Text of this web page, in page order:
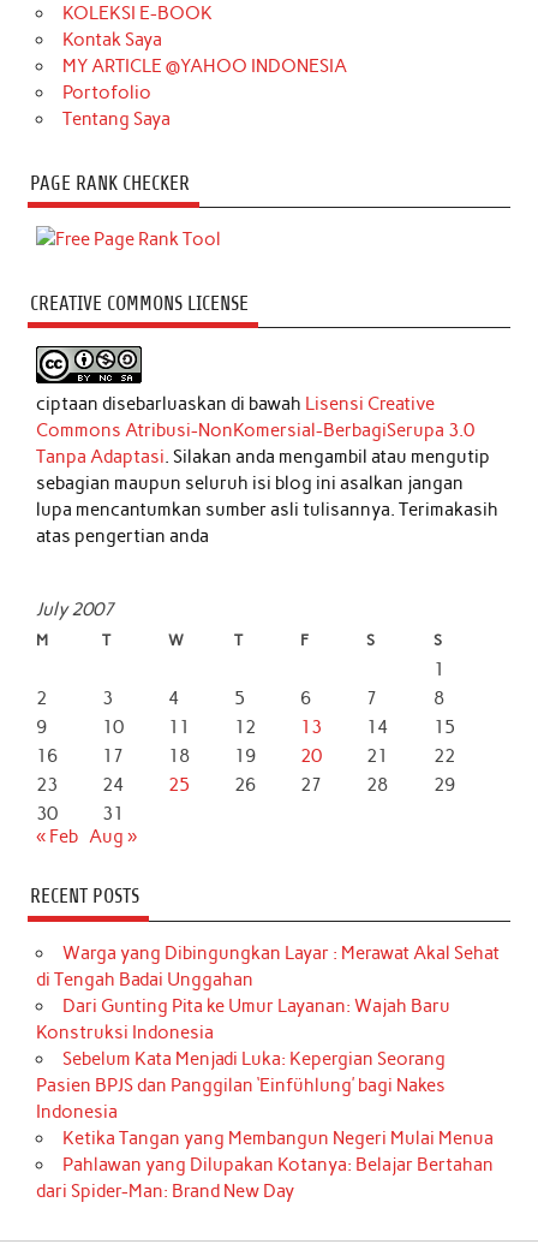
KOLEKSI E-BOOK
Kontak Saya
MY ARTICLE @YAHOO INDONESIA
Portofolio
Tentang Saya
PAGE RANK CHECKER
CREATIVE COMMONS LICENSE
ciptaan disebarluaskan di bawah Lisensi Creative
Commons Atribusi-NonKomersial-BerbagiSerupa 3.0
Tanpa Adaptasi. Silakan anda mengambil atau mengutip
sebagian maupun seluruh isi blog ini asalkan jangan
lupa mencantumkan sumber asli tulisannya. Terimakasih
atas pengertian anda
July 2007
M T W T F S S
1
2
3 4 5 6 7
8
9
10 11 12 13 14
15
16
17 18 19 20 21
22
23
24 25 26 27 28
29
30
31
« Feb Aug »
RECENT POSTS
Warga yang Dibingungkan Layar : Merawat Akal Sehat
di Tengah Badai Unggahan
Dari Gunting Pita ke Umur Layanan: Wajah Baru
Konstruksi Indonesia
Sebelum Kata Menjadi Luka: Kepergian Seorang
Pasien BPJS dan Panggilan ‘Einfühlung’ bagi Nakes
Indonesia
Ketika Tangan yang Membangun Negeri Mulai Menua
Pahlawan yang Dilupakan Kotanya: Belajar Bertahan
dari Spider-Man: Brand New Day